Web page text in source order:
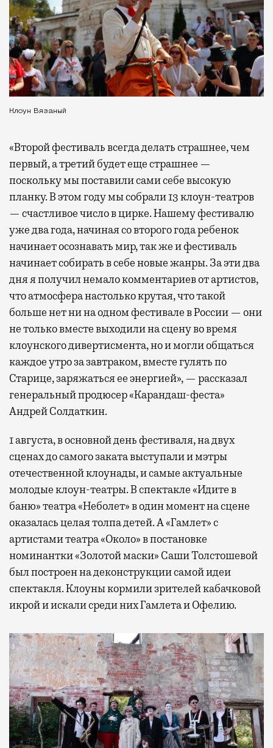
Клоун Вязаный
«Второй фестиваль всегда делать страшнее, чем
первый, а третий будет еще страшнее —
поскольку мы поставили сами себе высокую
планку. В этом году мы собрали 13 клоун-театров
— счастливое число в цирке. Нашему фестивалю
уже два года, начиная со второго года ребенок
начинает осознавать мир, так же и фестиваль
начинает собирать в себе новые жанры. За эти два
дня я получил немало комментариев от артистов,
что атмосфера настолько крутая, что такой
больше нет ни на одном фестивале в России — они
не только вместе выходили на сцену во время
клоунского дивертисмента, но и могли общаться
каждое утро за завтраком, вместе гулять по
Старице, заряжаться ее энергией», — рассказал
генеральный продюсер «Карандаш-феста»
Андрей Солдаткин.
1 августа, в основной день фестиваля, на двух
сценах до самого заката выступали и мэтры
отечественной клоунады, и самые актуальные
молодые клоун-театры. В спектакле «Идите в
баню» театра «Неболет» в один момент на сцене
оказалась целая толпа детей. А «Гамлет» с
артистами театра «Около» в постановке
номинантки «Золотой маски» Саши Толстошевой
был построен на деконструкции самой идеи
спектакля. Клоуны кормили зрителей кабачковой
икрой и искали среди них Гамлета и Офелию.